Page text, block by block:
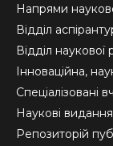
Напрями
Відділ
Відділ наукової
Інноваційна,
Спеціалізовані
Наукові
Репозиторій